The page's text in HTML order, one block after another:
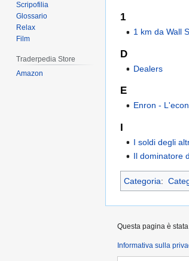
1
1 km da Wall
D
Dealers
E
Enron -
I
I soldi degli
Il dominatore
Categoria:
Scripofilia
Glossario
Relax
Film
Traderpedia Store
Amazon
Questa pagina è
Informativa sulla